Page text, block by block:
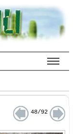
48/92